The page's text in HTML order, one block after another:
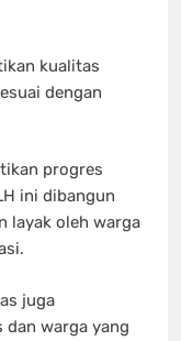
kualitas
dengan
progres
ini dibangun
layak oleh warga
juga
dan warga yang